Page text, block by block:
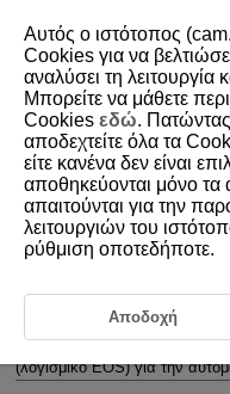
D388-090
Λήψη δεδομένων
σκόνης
Προετοιμασία
Μπορείτε να προσαρτήσετε
που χρησιμοποιούνται για
(λογισμικό EOS) για την
Αυτός ο ιστότοπος
Cookies για να
αναλύσει τη λειτουργία
Μπορείτε να μάθετε
Cookies εδώ.
αποδεχτείτε όλα τα
είτε κανένα δεν είναι
αποθηκεύονται μόνο
απαιτούνται για την
λειτουργιών του
ρύθμιση οποτεδήποτε.
Αποδοχή